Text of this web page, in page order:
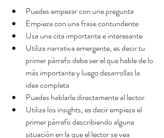
Puedes empezar con una pregunta
Empieza con una frase contundente
Usa una cita importante e interesante
Utiliza narrativa emergente, es decir tu
primer párrafo debe ser el que hable de lo
más importante y luego desarrollas la
idea completa
Puedes hablarle directamente al lector
Utiliza los insights, es decir empieza el
primer párrafo describiendo alguna
situación en la que el lector se vea